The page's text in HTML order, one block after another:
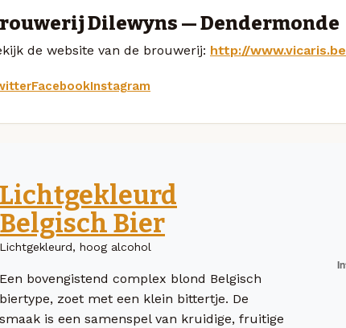
Dilewyns — Dendermonde
de website van de brouwerij: http://www.vicaris.be
FacebookInstagram
Lichtgekleurd
Belgisch Bier
Lichtgekleurd, hoog alcohol
Een bovengistend complex blond Belgisch
biertype, zoet met een klein bittertje. De
smaak is een samenspel van kruidige, fruitige